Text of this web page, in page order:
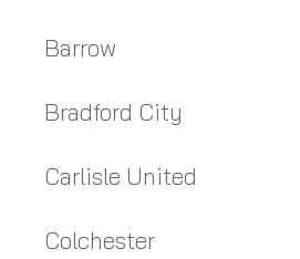
Barrow
Bradford City
Carlisle United
Colchester